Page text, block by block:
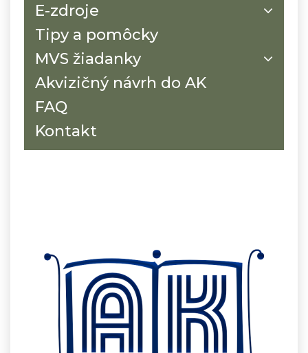
E-zdroje
Tipy a pomôcky
MVS žiadanky
Akvizičný návrh do AK
FAQ
Kontakt